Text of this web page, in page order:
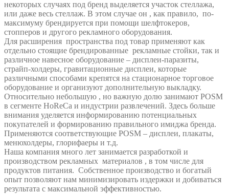
некоторых случаях под бренд выделяется участок стеллажа,
или даже весь стеллаж. В этом случае он , как правило, по-
максимуму брендируется при помощи шелфтокеров,
стопперов и другого рекламного оборудования.
Для расширения пространства под товар применяют как
отдельно стоящие брендированные рекламные стойки, так и
различное навесное оборудование – дисплеи-паразиты,
страйп-холдеры, гравитационные дисплеи, которые
различными способами крепятся на стационарное торговое
оборудование и организуют дополнительную выкладку.
Относительно небольшую , но важную долю занимают POSM
в сегменте HoReCa и индустрии развлечений. Здесь больше
внимания уделяется информированию потенциальных
покупателей и формированию правильного имиджа бренда.
Применяются соответствующие POSM – дисплеи, плакаты,
менюхолдеры, глорифаеры и т.д.
Наша компания много лет занимается разработкой и
производством рекламных материалов , в том числе для
продуктов питания. Собственное производство и богатый
опыт позволяют нам минимизировать издержки и добиваться
результата с максимальной эффективностью.